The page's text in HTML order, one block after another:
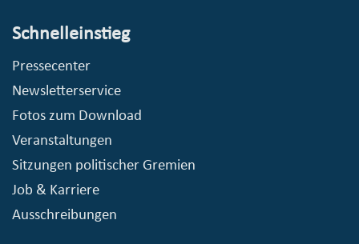
Schnelleinstieg
Pressecenter
Newsletterservice
Fotos zum Download
Veranstaltungen
Sitzungen politischer Gremien
Job & Karriere
Ausschreibungen